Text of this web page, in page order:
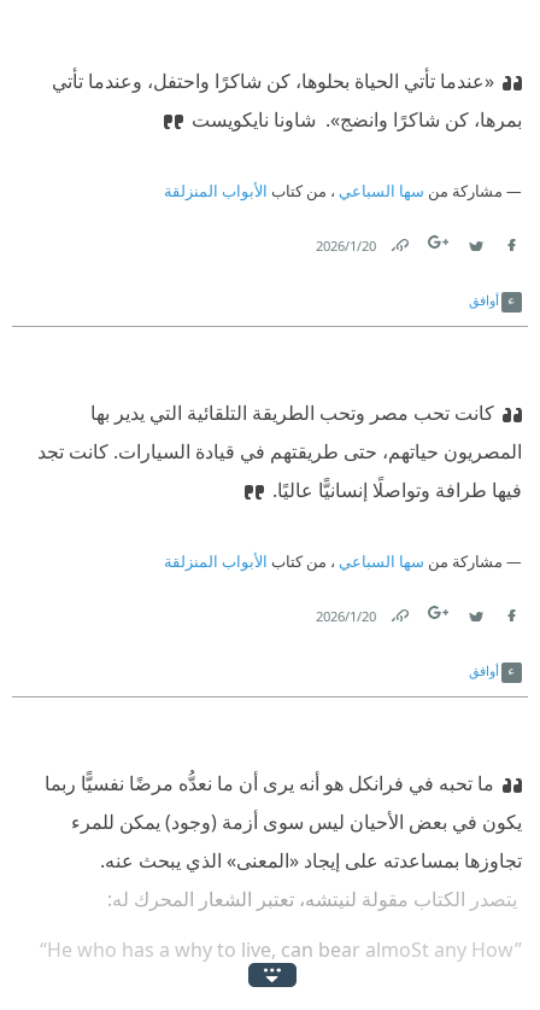
«عندما تأتي الحياة بحلوها، كن شاكرًا واحتفل، وعندما تأتي
بمرها، كن شاكرًا وانضج». ‫ شاونا نايكويست
مشاركة من سها السباعي ، من كتاب الأبواب المنزلقة
20‏/1‏/2026
أوافق
كانت تحب مصر وتحب الطريقة التلقائية التي يدير بها
المصريون حياتهم، حتى طريقتهم في قيادة السيارات. كانت تجد
فيها طرافة وتواصلًا إنسانيًّا عاليًا.
مشاركة من سها السباعي ، من كتاب الأبواب المنزلقة
20‏/1‏/2026
أوافق
ما تحبه في فرانكل هو أنه يرى أن ما نعدُّه مرضًا نفسيًّا ربما
يكون في بعض الأحيان ليس سوى أزمة (وجود) يمكن للمرء
تجاوزها بمساعدته على إيجاد «المعنى» الذي يبحث عنه.
‫ يتصدر الكتاب مقولة لنيتشه، تعتبر الشعار المحرك له:
‪ “He who has a why to live, can bear almoSt any How”